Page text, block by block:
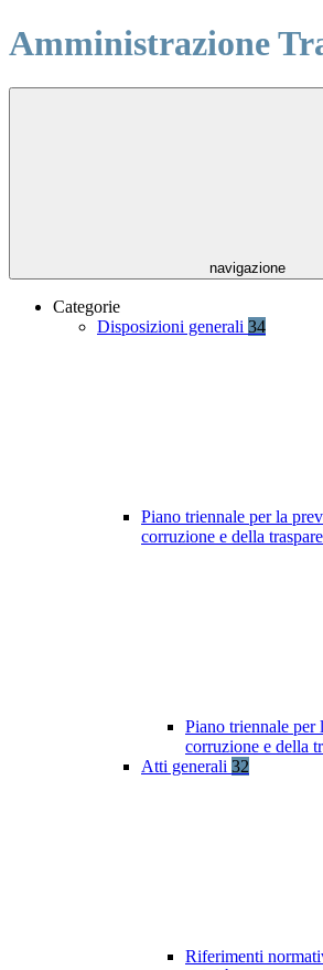
Amministrazione
navigazione
Categorie
Disposizioni generali 34
Piano triennale per la
corruzione e della
Piano triennale per
corruzione e della
Atti generali 32
Riferimenti